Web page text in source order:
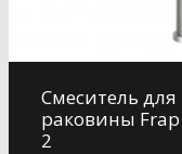
Смеситель для
раковины Frap
2